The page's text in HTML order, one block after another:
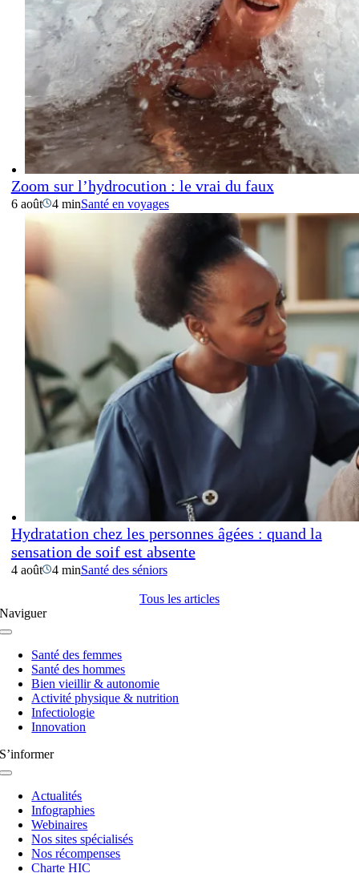
Zoom sur l’hydrocution : le vrai du faux
6 août 4 minSanté en voyages
Hydratation chez les personnes âgées : quand la
sensation de soif est absente
4 août 4 minSanté des séniors
Tous les articles
Naviguer
Navigation
basculeSanté des femmes
Santé des hommes
Bien vieillir & autonomie
Activité physique & nutrition
Infectiologie
Innovation
S’informer
Navigation
basculeActualités
Infographies
Webinaires
Nos sites spécialisés
Nos récompenses
Charte HIC